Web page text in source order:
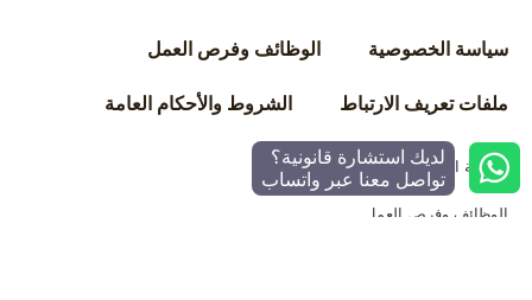
سياسة الخصوصية الوظائف وفرص العمل
ملفات تعريف الارتباط الشروط والأحكام العامة
سياسة الخصوصية
الوظائف وفرص العمل
لديك استشارة قانونية؟
تواصل معنا عبر واتساب